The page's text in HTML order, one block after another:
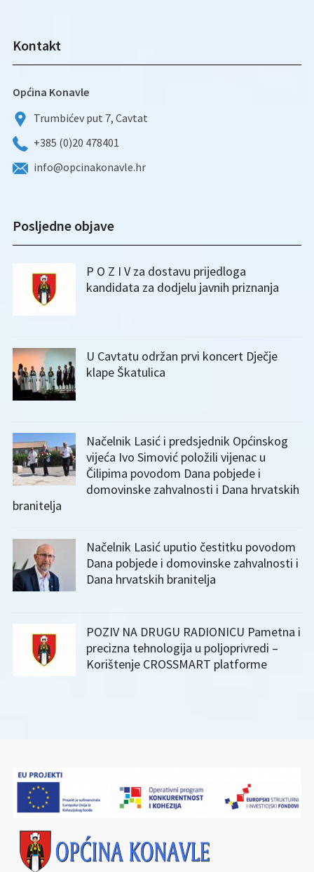
Kontakt
Općina Konavle
Trumbićev put 7, Cavtat
+385 (0)20 478401
info@opcinakonavle.hr
Posljedne objave
P O Z I V za dostavu prijedloga
kandidata za dodjelu javnih priznanja
U Cavtatu održan prvi koncert Dječje
klape Škatulica
Načelnik Lasić i predsjednik Općinskog
vijeća Ivo Simović položili vijenac u
Čilipima povodom Dana pobjede i
domovinske zahvalnosti i Dana hrvatskih
branitelja
Načelnik Lasić uputio čestitku povodom
Dana pobjede i domovinske zahvalnosti i
Dana hrvatskih branitelja
POZIV NA DRUGU RADIONICU Pametna i
precizna tehnologija u poljoprivredi –
Korištenje CROSSMART platforme